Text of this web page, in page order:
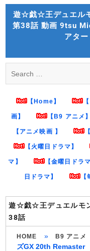
Skip
content
遊☆戯☆王デュエル
第38話 動画 9tsu
アタ
for:
【Home】
画】 【B9 アニメ】
【アニメ映画 】
【火曜日ドラマ】
マ】 【金曜日ドラマ
日ドラマ】 【
遊☆戯☆王デュエルモ
38話
HOME » B9 アニメ
ズGX 20th Remaster